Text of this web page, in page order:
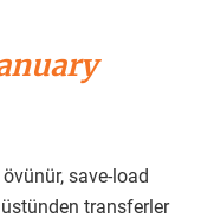
save-load
transferler